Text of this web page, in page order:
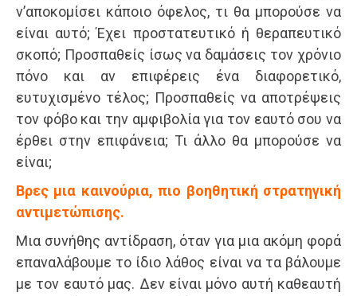
ν’αποκομίσει κάποιο όφελος, τι θα μπορούσε να
είναι αυτό; Έχει προστατευτικό ή θεραπευτικό
σκοπό; Προσπαθείς ίσως να δαμάσεις τον χρόνιο
πόνο και αν επιφέρεις ένα διαφορετικό,
ευτυχισμένο τέλος; Προσπαθείς να αποτρέψεις
τον φόβο και την αμφιβολία για τον εαυτό σου να
έρθει στην επιφάνεια; Τι άλλο θα μπορούσε να
είναι;
Βρες μια καινούρια, πιο βοηθητική στρατηγική
αντιμετώπισης.
Μια συνήθης αντίδραση, όταν για μια ακόμη φορά
επαναλάβουμε το ίδιο λάθος είναι να τα βάλουμε
με τον εαυτό μας. Δεν είναι μόνο αυτή καθεαυτή